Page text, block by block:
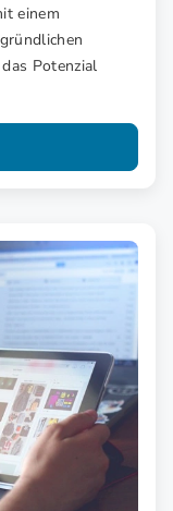
einem
Potenzial